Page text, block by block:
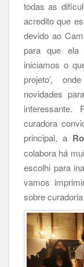
todas as
acredito que
devido ao
para que ela
iniciamos o
projeto’,
novidades
curadora
principal, a
colabora há
escolhi para
vamos
sobre